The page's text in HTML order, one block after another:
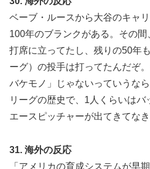
ベーブ・ルースから大谷のキャ
100年のブランクがある。その
打席に立ってたし、残りの50年
ーグ）の投手は打ってたんだぞ
バケモノ」じゃないっていうな
リーグの歴史で、1人くらいは
エースピッチャーが出てきてな
31. 海外の反応
「アメリカの育成システムが早